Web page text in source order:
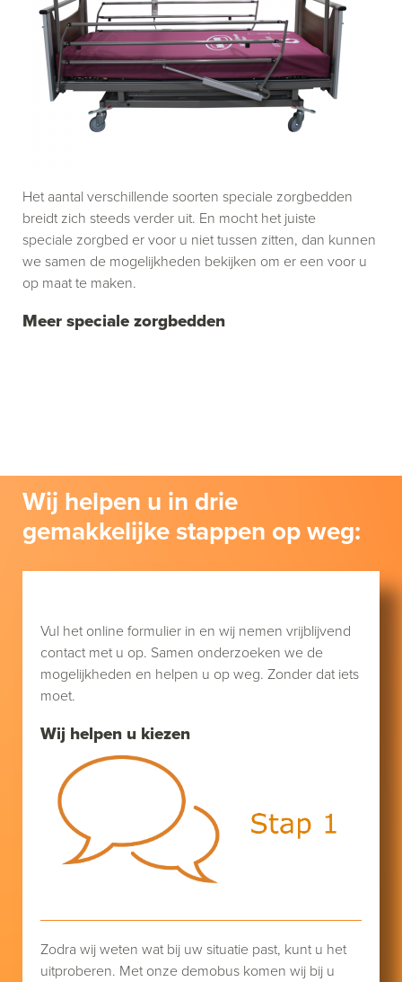
Meer speciale zorgbedden
Het aantal verschillende soorten speciale zorgbedden
breidt zich steeds verder uit. En mocht het juiste
speciale zorgbed er voor u niet tussen zitten, dan kunnen
we samen de mogelijkheden bekijken om er een voor u
op maat te maken.
Wij helpen u in drie
gemakkelijke stappen op weg:
Wij helpen u kiezen
Vul het online formulier in en wij nemen vrijblijvend
contact met u op. Samen onderzoeken we de
mogelijkheden en helpen u op weg. Zonder dat iets
moet.
Zodra wij weten wat bij uw situatie past, kunt u het
uitproberen. Met onze demobus komen wij bij u